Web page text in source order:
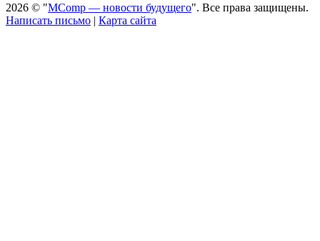
2026 © "MComp — новости будущего". Все права защищены.
Написать письмо | Карта сайта